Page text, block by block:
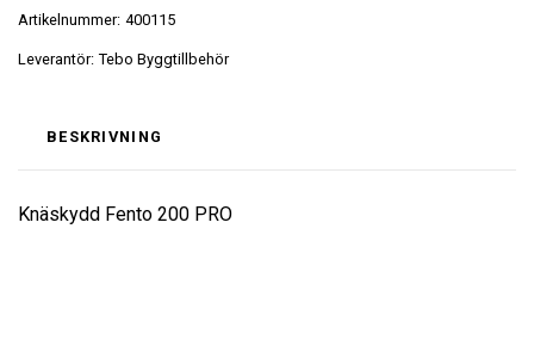
Artikelnummer: 400115
Leverantör: Tebo Byggtillbehör
BESKRIVNING
Knäskydd Fento 200 PRO